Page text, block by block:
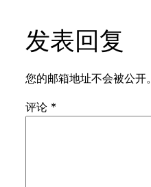
发表回复
您的邮箱地址不会被公开。
评论 *